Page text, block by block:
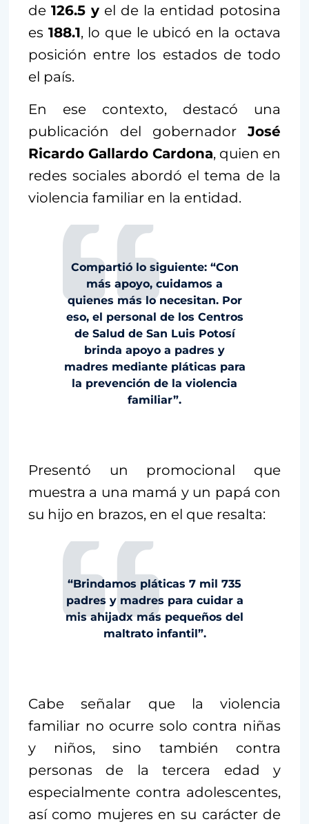
de 126.5 y el de la entidad potosina
es 188.1, lo que le ubicó en la octava
posición entre los estados de todo
el país.
En ese contexto, destacó una
publicación del gobernadorJosé
Ricardo Gallardo Cardona, quien en
redes sociales abordó el tema de la
violencia familiar en la entidad.
Compartió lo siguiente: “Con
más apoyo, cuidamos a
quienes más lo necesitan. Por
eso, el personal de los Centros
de Salud de San Luis Potosí
brinda apoyo a padres y
madres mediante pláticas para
la prevención de la violencia
familiar”.
Presentó un promocional que
muestra a una mamá y un papá con
su hijo en brazos, en el que resalta:
“Brindamos pláticas 7 mil 735
padres y madres para cuidar a
mis ahijadx más pequeños del
maltrato infantil”.
Cabe señalar que la violencia
familiar no ocurre solo contra niñas
y niños, sino también contra
personas de la tercera edad y
especialmente contra adolescentes,
así como mujeres en su carácter de